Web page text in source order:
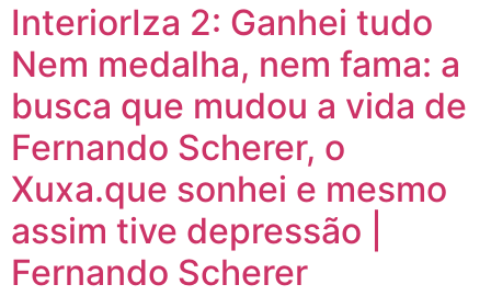
InteriorIza 2: Ganhei tudo
Nem medalha, nem fama: a
busca que mudou a vida de
Fernando Scherer, o
Xuxa.que sonhei e mesmo
assim tive depressão |
Fernando Scherer